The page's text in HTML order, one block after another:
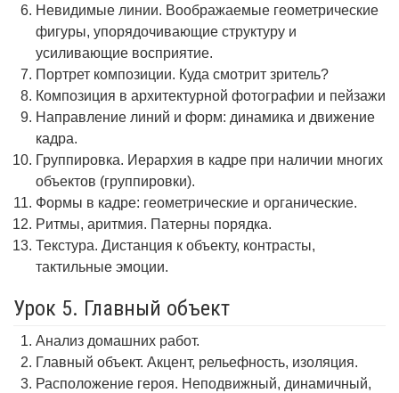
Невидимые линии. Воображаемые геометрические
фигуры, упорядочивающие структуру и
усиливающие восприятие.
Портрет композиции. Куда смотрит зритель?
Композиция в архитектурной фотографии и пейзажи
Направление линий и форм: динамика и движение
кадра.
Группировка. Иерархия в кадре при наличии многих
объектов (группировки).
Формы в кадре: геометрические и органические.
Ритмы, аритмия. Патерны порядка.
Текстура. Дистанция к объекту, контрасты,
тактильные эмоции.
Урок 5. Главный объект
Анализ домашних работ.
Главный объект. Акцент, рельефность, изоляция.
Расположение героя. Неподвижный, динамичный,